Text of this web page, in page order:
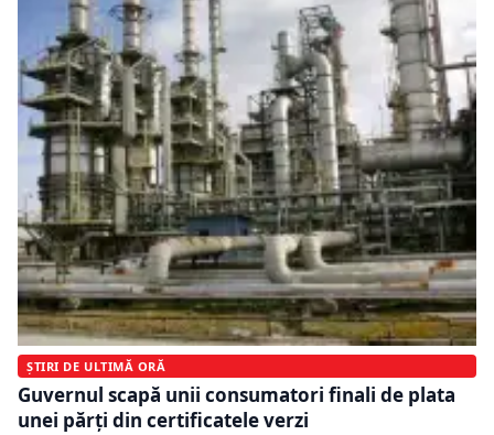
ȘTIRI DE ULTIMĂ ORĂ
Guvernul scapă unii consumatori finali de plata
unei părți din certificatele verzi